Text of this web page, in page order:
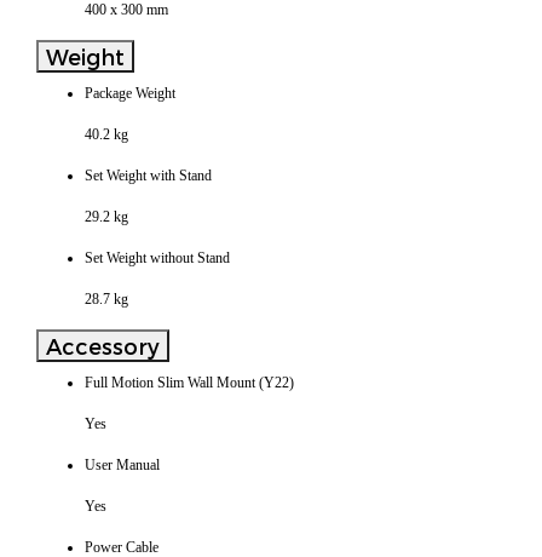
400 x 300 mm
Weight
Package Weight
40.2 kg
Set Weight with Stand
29.2 kg
Set Weight without Stand
28.7 kg
Accessory
Full Motion Slim Wall Mount (Y22)
Yes
User Manual
Yes
Power Cable